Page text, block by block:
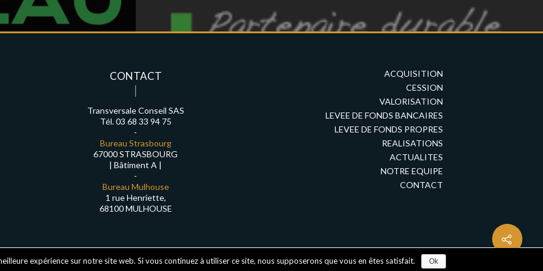
CONTACT
Transversale Conseil SAS
Tél. 03 68 33 94 75
-
Bureau Strasbourg
67000 STRASBOURG
| Bâtiment A |
-
Bureau Mulhouse
1 rue Henriette,
68100 MULHOUSE
ACQUISITION
CESSION
VALORISATION
LEVEE DE FONDS BANCAIRES
LEVEE DE FONDS PROPRES
REALISATIONS
ACTUALITES
NOTRE EQUIPE
CONTACT
agence de communication Greencub
expérience sur notre site web. Si vous continuez à utiliser ce site, nous supposerons que vous en êtes satisfait. Ok